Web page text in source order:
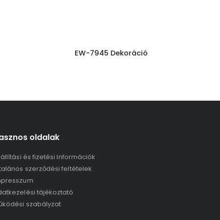
EW-7945 Dekoráció
oldalak
és fizetési Információk
szerződési feltételek
tájékoztató
szabályzat